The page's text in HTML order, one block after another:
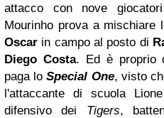
attacco con nove
Mourinho prova a mischiare
Oscar in campo al posto di
Diego Costa. Ed è proprio
paga loSpecial One, visto
l'attaccante di scuola
difensivo dei Tigers,